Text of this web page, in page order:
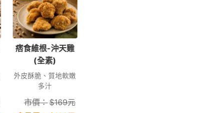
痞食維根-沖天雞
(全素)
外皮酥脆、質地軟嫩
多汁
市價：$169元